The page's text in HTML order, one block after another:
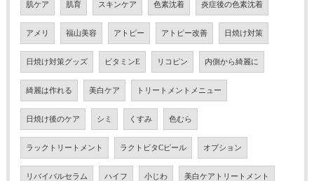
肌ケア 肌育 スキンケア 色素沈着 炎症後の色素沈着
アメリ 福山美容 アトピー アトピー改善 日焼け対策
日焼け対策グッズ ビタミンE リコピン 内側から綺麗に
綺麗は作れる 美白ケア トリートメントメニュー
日焼け後のケア シミ くすみ 色むら
ラックトリートメント ラクトビタCピール オプション
リバイバルセラム ハイフ 小じわ 美白ケアトリートメント